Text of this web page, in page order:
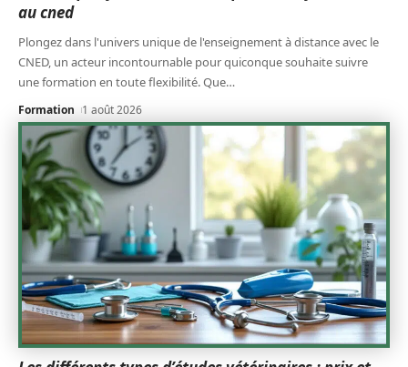
au cned
Plongez dans l'univers unique de l'enseignement à distance avec le
CNED, un acteur incontournable pour quiconque souhaite suivre
une formation en toute flexibilité. Que…
Formation 1 août 2026